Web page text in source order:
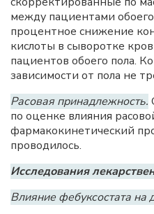
между пациентами
процентное снижение
кислоты в сыворотке
пациентов обоего пола.
зависимости от пола не
Расовая принадлежность.
по оценке влияния
фармакокинетический
проводилось.
Исследования
Влияние фебуксостата на